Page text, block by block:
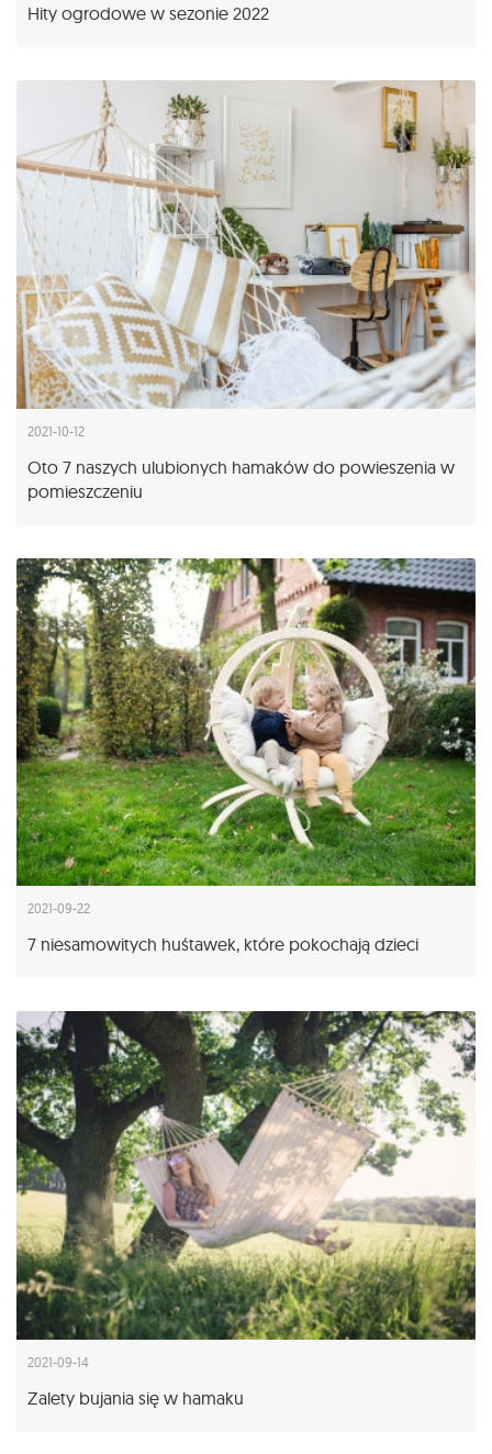
Hity ogrodowe w sezonie 2022
2021-10-12
Oto 7 naszych ulubionych hamaków do powieszenia w
pomieszczeniu
2021-09-22
7 niesamowitych huśtawek, które pokochają dzieci
2021-09-14
Zalety bujania się w hamaku